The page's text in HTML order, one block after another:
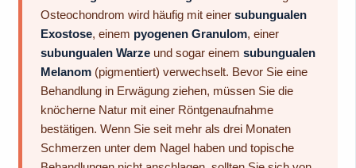
Osteochondrom wird häufig mit einer subungualen
Exostose, einem pyogenen Granulom, einer
subungualen Warzeund sogar einem subungualen
Melanom(pigmentiert) verwechselt. Bevor Sie eine
Behandlung in Erwägung ziehen, müssen Sie die
knöcherne Natur mit einer Röntgenaufnahme
bestätigen. Wenn Sie seit mehr als drei Monaten
Schmerzen unter dem Nagel haben und topische